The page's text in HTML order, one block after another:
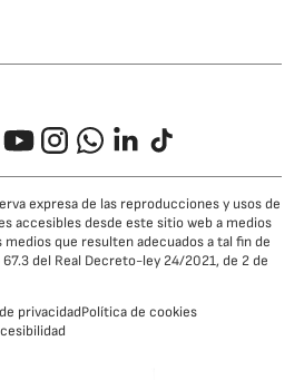
YouTubeInstagramWhatsappLinkedIn
TikTok
expresa de las reproducciones y usos de
accesibles desde este sitio web a medios
que resulten adecuados a tal fin de
del Real Decreto-ley 24/2021, de 2 de
privacidadPolítica de cookies